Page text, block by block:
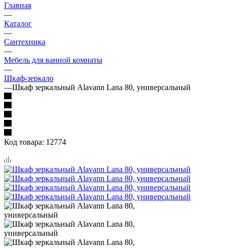
Главная
—
Каталог
—
Сантехника
—
Мебель для ванной комнаты
—
Шкаф-зеркало
—Шкаф зеркальный Alavann Lana 80, универсальный
Код товара: 12774